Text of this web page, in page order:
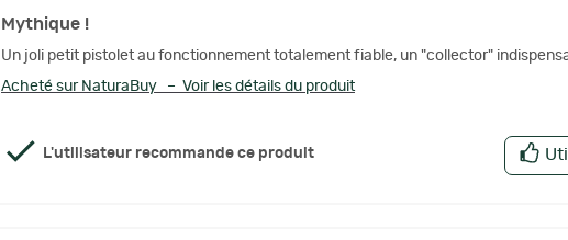
Mythique !
Un joli petit pistolet au fonctionnement totalement fiable, un "collector"
Acheté sur NaturaBuy – Voir les détails du produit
L'utilisateur recommande ce produit